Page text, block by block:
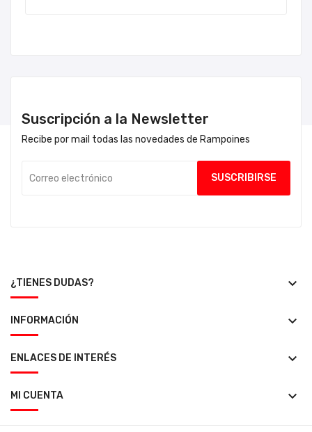
Suscripción a la Newsletter
Recibe por mail todas las novedades de Rampoines
¿TIENES DUDAS? keyboard_arrow_down
INFORMACIÓN keyboard_arrow_down
ENLACES DE INTERÉS keyboard_arrow_down
MI CUENTA keyboard_arrow_down